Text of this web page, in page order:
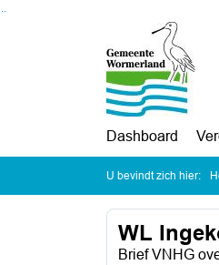
Ga naar de inhoud van deze
Dashboard
U bevindt zich hier:
WL
Brief VNHG